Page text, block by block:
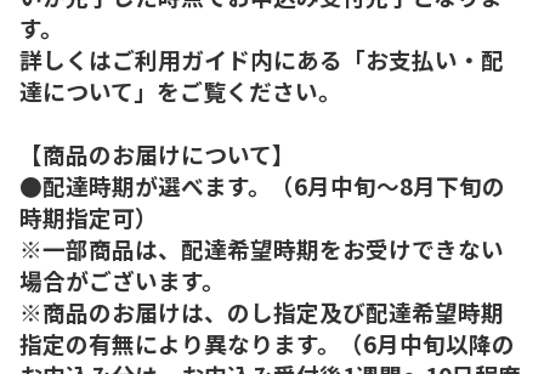
す。
詳しくはご利用ガイド内にある「お支払い・配
達について」をご覧ください。
【商品のお届けについて】
●配達時期が選べます。（6月中旬～8月下旬の
時期指定可）
※一部商品は、配達希望時期をお受けできない
場合がございます。
※商品のお届けは、のし指定及び配達希望時期
指定の有無により異なります。（6月中旬以降の